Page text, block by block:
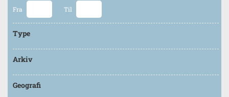
Fra Til
Type
Arkiv
Geografi